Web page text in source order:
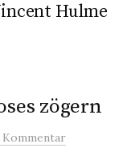
Hulme
zögern
Kommentar